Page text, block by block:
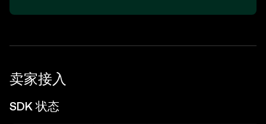
卖家接入
SDK 状态